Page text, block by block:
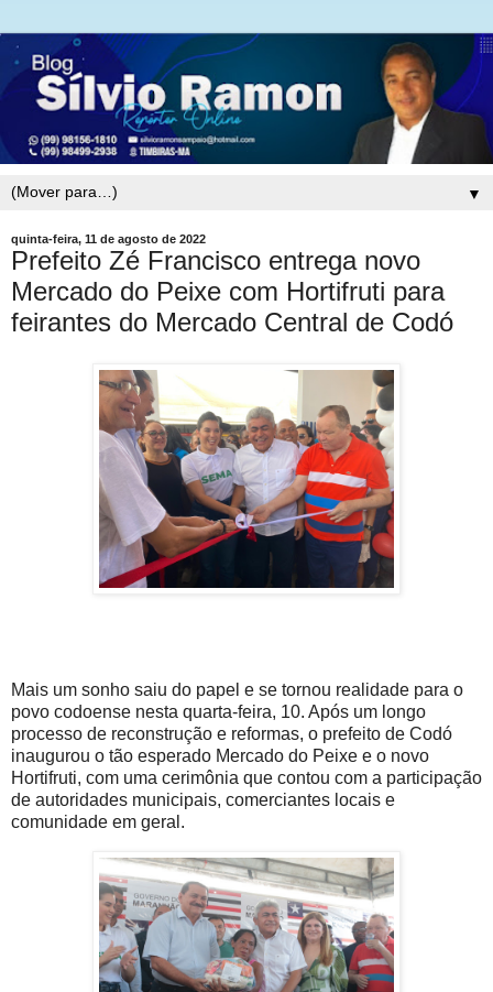
▼
quinta-feira, 11 de agosto de 2022
Prefeito Zé Francisco entrega novo
Mercado do Peixe com Hortifruti para
feirantes do Mercado Central de Codó
Mais um sonho saiu do papel e se tornou realidade para o
povo codoense nesta quarta-feira, 10. Após um longo
processo de reconstrução e reformas, o prefeito de Codó
inaugurou o tão esperado Mercado do Peixe e o novo
Hortifruti, com uma cerimônia que contou com a participação
de autoridades municipais, comerciantes locais e
comunidade em geral.